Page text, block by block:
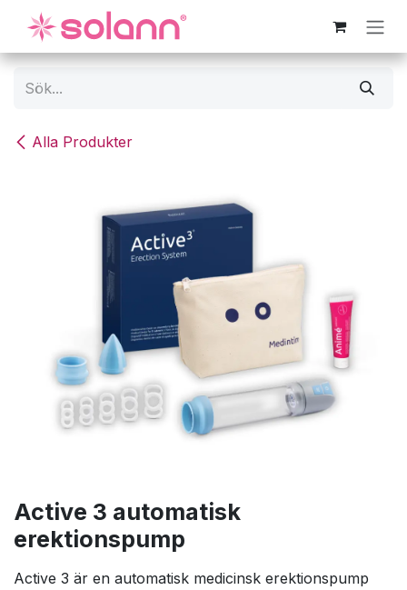
Hoppa till innehåll
Alla Produkter
Active 3 automatisk
erektionspump
Active 3 är en automatisk medicinsk erektionspump